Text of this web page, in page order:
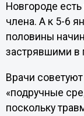
Новгороде
члена. А к 5-6
половины
застрявшими в
Врачи
«подручные
поскольку